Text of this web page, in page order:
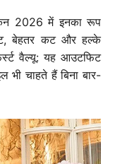
2026 में इनका रूप
बेहतर कट और हल्के
वैल्यू: यह आउटफिट
भी चाहते हैं बिना बार-